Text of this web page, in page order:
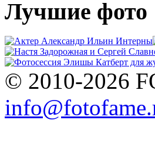
Лучшие фото
© 2010-2026